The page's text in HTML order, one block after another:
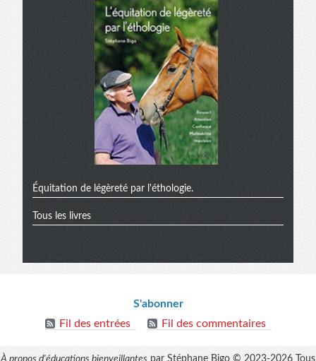
Équitation de légèreté par l'éthologie.
Tous les livres
Informations
S'abonner
Fil des entrées
Fil des commentaires
À propos d'éducations bienveillantes par Stéphane Bigo © 2023-2026 Tous